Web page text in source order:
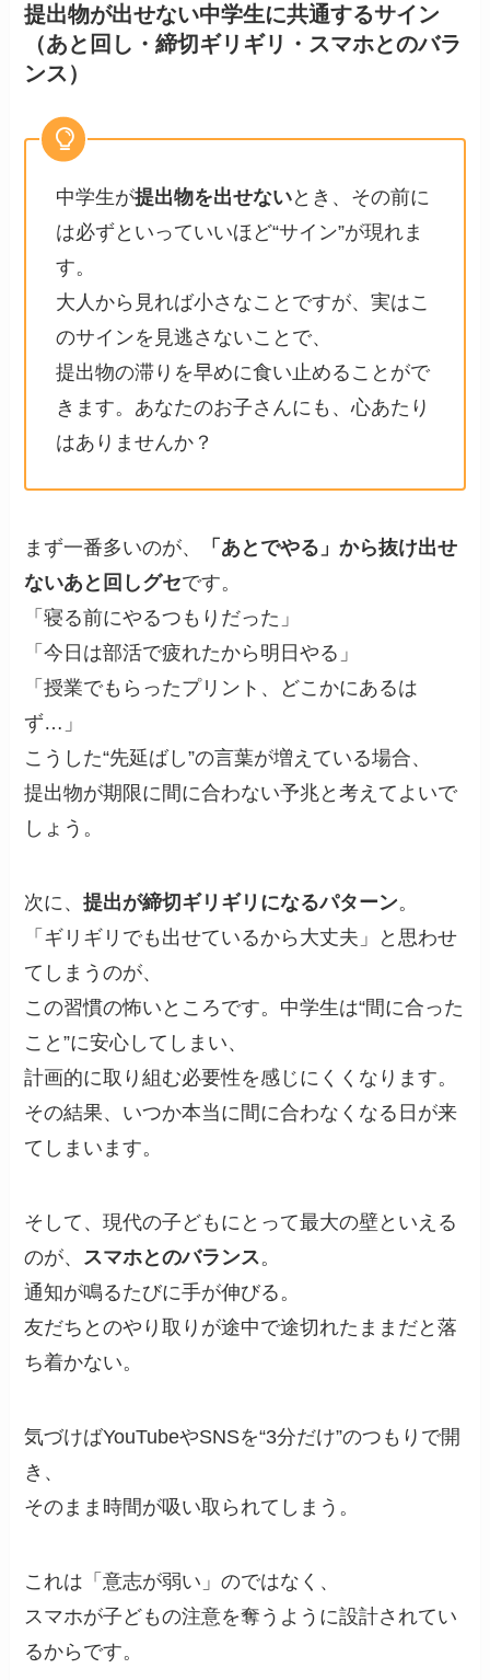
提出物が出せない中学生に共通するサイン
（あと回し・締切ギリギリ・スマホとのバラ
ンス）
中学生が提出物を出せないとき、その前に
は必ずといっていいほど“サイン”が現れま
す。
大人から見れば小さなことですが、実はこ
のサインを見逃さないことで、
提出物の滞りを早めに食い止めることがで
きます。あなたのお子さんにも、心あたり
はありませんか？
まず一番多いのが、
「あとでやる」から抜け出せ
ないあと回しグセです。
「寝る前にやるつもりだった」
「今日は部活で疲れたから明日やる」
「授業でもらったプリント、どこかにあるは
ず…」
こうした“先延ばし”の言葉が増えている場合、
提出物が期限に間に合わない予兆と考えてよいで
しょう。
次に、提出が締切ギリギリになるパターン。
「ギリギリでも出せているから大丈夫」と思わせ
てしまうのが、
この習慣の怖いところです。中学生は“間に合った
こと”に安心してしまい、
計画的に取り組む必要性を感じにくくなります。
その結果、いつか本当に間に合わなくなる日が来
てしまいます。
そして、現代の子どもにとって最大の壁といえる
のが、 スマホとのバランス。
通知が鳴るたびに手が伸びる。
友だちとのやり取りが途中で途切れたままだと落
ち着かない。
気づけばYouTubeやSNSを“3分だけ”のつもりで開
き、
そのまま時間が吸い取られてしまう。
これは「意志が弱い」のではなく、
スマホが子どもの注意を奪うように設計されてい
るからです。